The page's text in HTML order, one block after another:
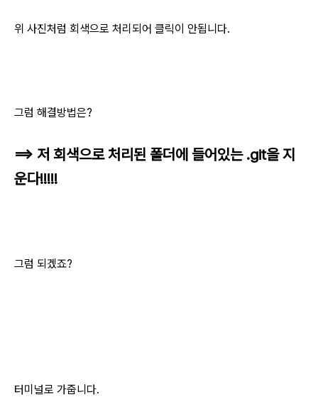
위 사진처럼 회색으로 처리되어 클릭이 안됩니다.
그럼 해결방법은?
==> 저 회색으로 처리된 폴더에 들어있는 .git을 지
운다!!!!!
그럼 되겠죠?
터미널로 가줍니다.